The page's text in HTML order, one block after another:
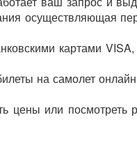
осуществляющая
картами
на самолет
цены или посмотреть